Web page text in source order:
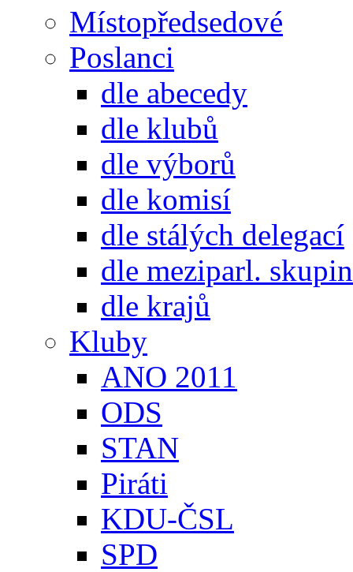
Místopředsedové
Poslanci
dle abecedy
dle klubů
dle výborů
dle komisí
dle stálých delegací
dle meziparl. skupin
dle krajů
Kluby
ANO 2011
ODS
STAN
Piráti
KDU-ČSL
SPD